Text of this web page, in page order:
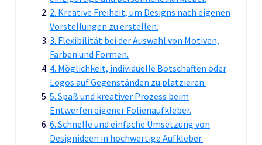
2. Kreative Freiheit, um Designs nach eigenen
Vorstellungen zu erstellen.
3. Flexibilität bei der Auswahl von Motiven,
Farben und Formen.
4. Möglichkeit, individuelle Botschaften oder
Logos auf Gegenständen zu platzieren.
5. Spaß und kreativer Prozess beim
Entwerfen eigener Folienaufkleber.
6. Schnelle und einfache Umsetzung von
Designideen in hochwertige Aufkleber.